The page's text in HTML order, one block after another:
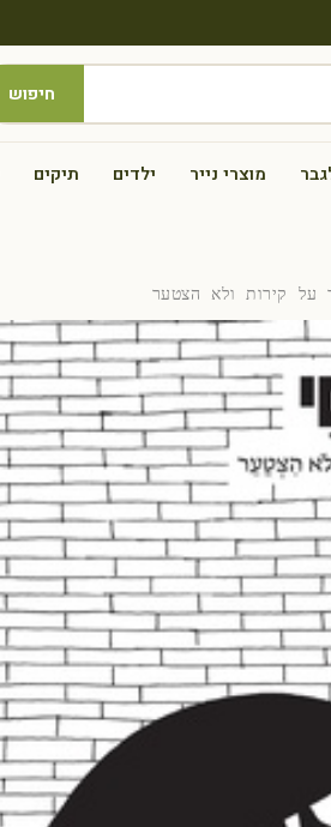
חיפוש
מוצרי נייר ילדים תיקים
קירות ולא הצטער